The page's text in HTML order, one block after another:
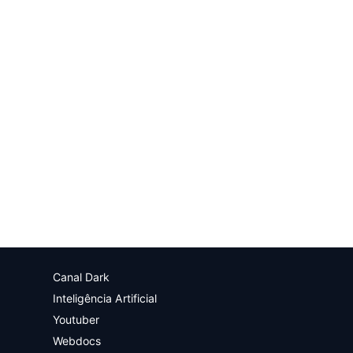
Canal Dark
Inteligência Artificial
Youtuber
Webdocs